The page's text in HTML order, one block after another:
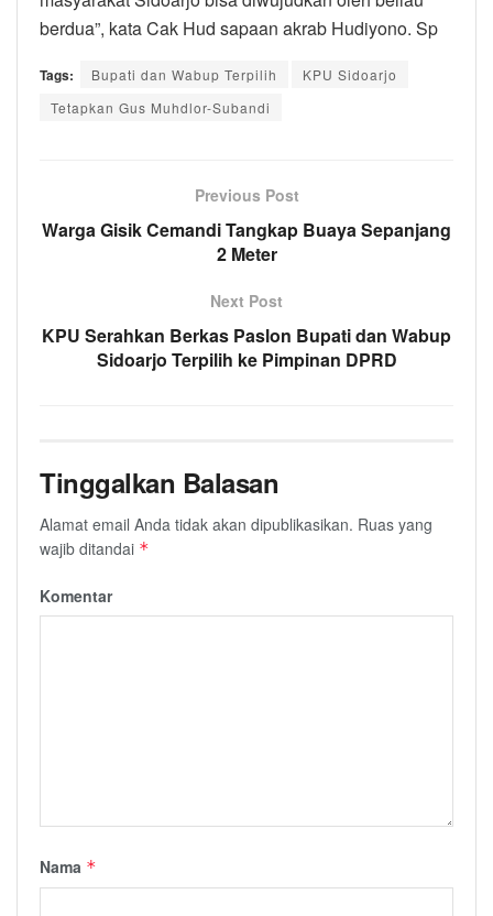
berdua”, kata Cak Hud sapaan akrab Hudiyono. Sp
Tags: Bupati dan Wabup Terpilih
KPU Sidoarjo
Tetapkan Gus Muhdlor-Subandi
Previous Post
Warga Gisik Cemandi Tangkap Buaya Sepanjang
2 Meter
Next Post
KPU Serahkan Berkas Paslon Bupati dan Wabup
Sidoarjo Terpilih ke Pimpinan DPRD
Tinggalkan Balasan
Alamat email Anda tidak akan dipublikasikan. Ruas yang
wajib ditandai *
Komentar
Nama *